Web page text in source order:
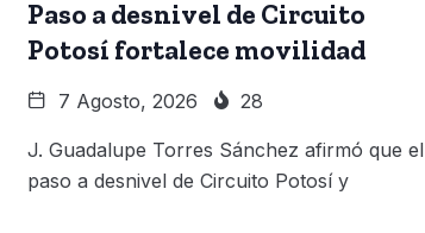
Paso a desnivel de Circuito
Potosí fortalece movilidad
7 Agosto, 2026 28
J. Guadalupe Torres Sánchez afirmó que el
paso a desnivel de Circuito Potosí y